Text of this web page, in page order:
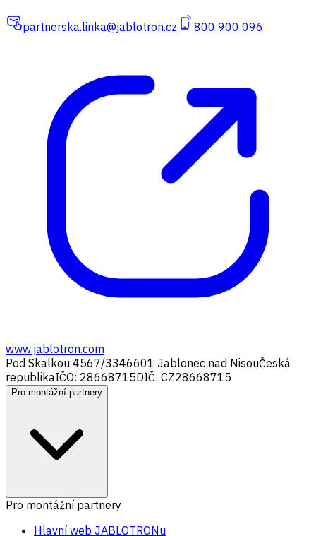
partnerska.linka@jablotron.cz 800 900 096
www.jablotron.com
Pod Skalkou 4567/3346601 Jablonec nad NisouČeská
republikaIČO: 28668715DIČ: CZ28668715
Pro montážní partnery
Pro montážní partnery
Hlavní web JABLOTRONu